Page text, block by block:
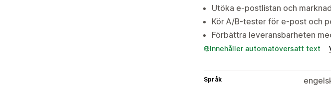
Utöka e-postlistan och
Kör A/B-tester för e-post och
Förbättra leveransbarheten
Innehåller automatöversatt text
Språk